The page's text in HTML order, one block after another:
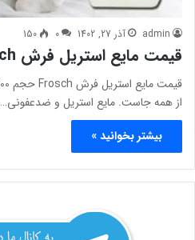
admin آذر 27, 1402 0
150
قیمت مایع استریل فرش Frosch حجم 500 میل
از همه جاست. مایع استریل و ضدعفونی…
بیشتر بخوانید »